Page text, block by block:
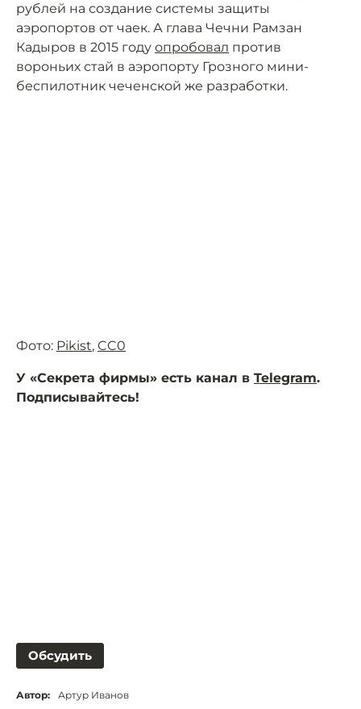
рублей на создание системы защиты
аэропортов от чаек. А глава Чечни Рамзан
Кадыров в 2015 году опробовал против
вороньих стай в аэропорту Грозного мини-
беспилотник чеченской же разработки.
Фото: Pikist, CC0
У «Секрета фирмы» есть канал в Telegram.
Подписывайтесь!
Обсудить
Автор: Артур Иванов